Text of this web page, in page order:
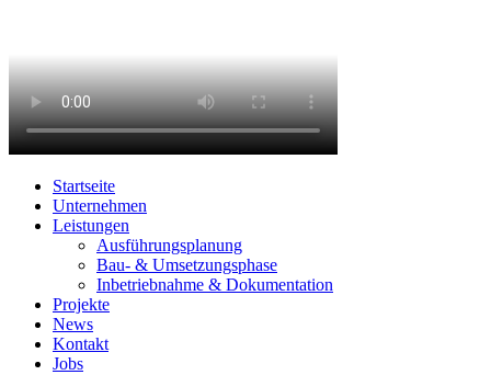
Startseite
Unternehmen
Leistungen
Ausführungsplanung
Bau- & Umsetzungsphase
Inbetriebnahme & Dokumentation
Projekte
News
Kontakt
Jobs